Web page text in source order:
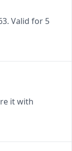
Valid for 5
it with